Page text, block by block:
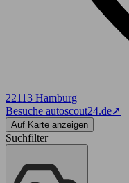
22113 Hamburg
Besuche autoscout24.de➚
Auf Karte anzeigen
Suchfilter